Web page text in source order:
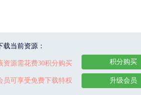
载当前资源：
资源需花费30积分购买
员可享受免费下载特权
积分购买
升级会员